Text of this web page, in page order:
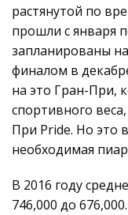
растянутой по
прошли с января
запланированы
финалом в
на это Гран-При,
спортивного
При Pride. Но это
необходимая
В 2016 году
746,000 до